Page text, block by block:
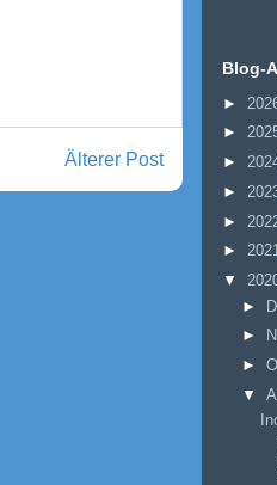
Älterer Post
Blog-
►
►
►
►
►
►
▼
►
►
►
▼